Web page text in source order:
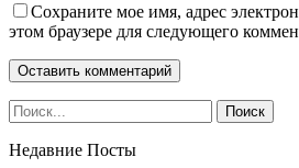
Сохраните мое имя, адрес
этом браузере для следующего
Недавние Посты